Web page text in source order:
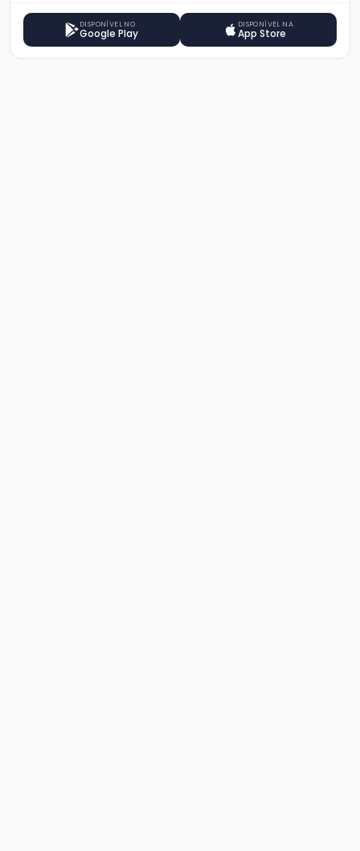
DISPONÍVEL NO
Google Play
DISPONÍVEL NA
App Store